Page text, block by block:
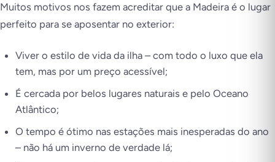
Muitos motivos nos fazem acreditar que a Madeira é o lugar
perfeito para se aposentar no exterior:
Viver o estilo de vida da ilha – com todo o luxo que ela
tem, mas por um preço acessível;
É cercada por belos lugares naturais e pelo Oceano
Atlântico;
O tempo é ótimo nas estações mais inesperadas do ano
– não há um inverno de verdade lá;